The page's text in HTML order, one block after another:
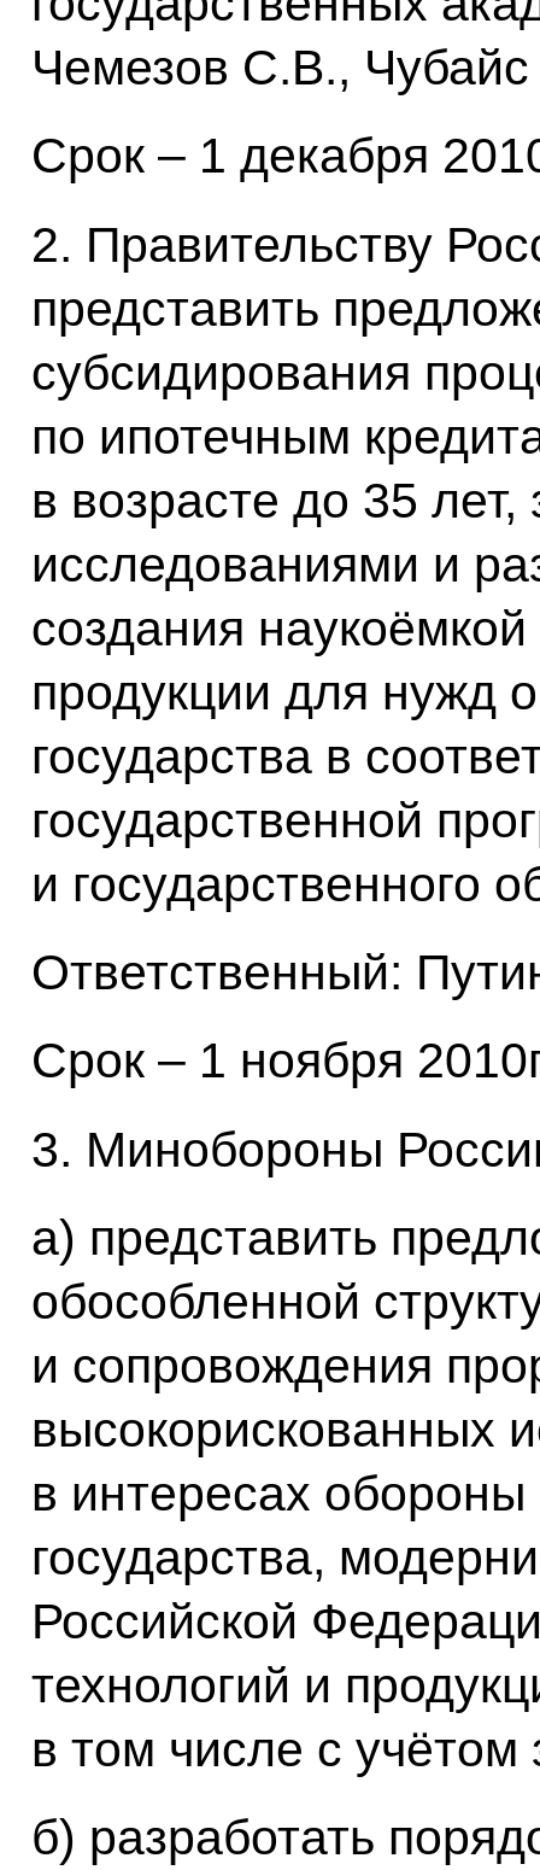
Чемезов С.В.,
Срок – 1 декабря
2. Правительству
представить
субсидирования
по ипотечным
в возрасте до 35
исследованиями и
создания
продукции для нужд
государства в
государственной
и государственного
Ответственный:
Срок – 1 ноября
3. Минобороны
а) представить
обособленной
и сопровождения
высокорискованных
в интересах обороны
государства,
Российской
технологий и
в том числе с учётом
б) разработать